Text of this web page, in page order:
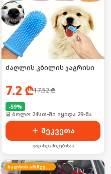
ძაღლის კბილის ჯაგრისი
7.2 ₾17.52₾
-59%
🛒 ბოლო 24სთ-ში იყიდა 29-მა
შეკვეთა
გადახდა მიღებისას
ხალხის არჩევანი